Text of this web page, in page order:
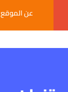
عن الموقع